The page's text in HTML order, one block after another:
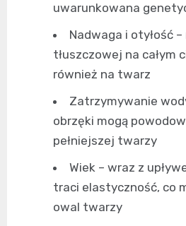
uwarunkowana
Nadwaga i otyłość
tłuszczowej na całym
również na twarz
Zatrzymywanie
obrzęki mogą
pełniejszej twarzy
Wiek – wraz z
traci elastyczność, co
owal twarzy